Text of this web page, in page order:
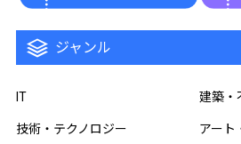
ジャンル
IT 建築・
技術・テクノロジー アート